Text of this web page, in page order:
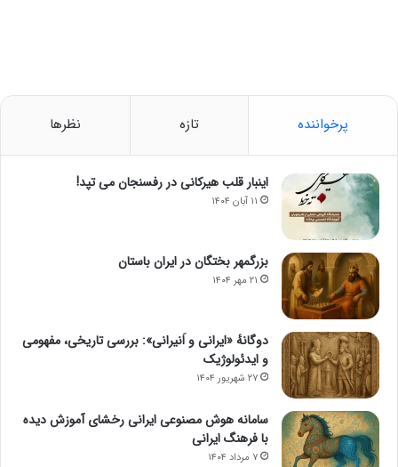
پرخواننده تازه نظرها
اینبار قلب هیرکانی در رفسنجان می تپد!
۱۱ آبان ۱۴۰۴
بزرگمهر بختگان در ایران باستان
۲۱ مهر ۱۴۰۴
دوگانهٔ «ایرانی و اَنیرانی»: بررسی تاریخی، مفهومی
و ایدئولوژیک
۲۷ شهریور ۱۴۰۴
سامانه هوش مصنوعی ایرانی رخشای آموزش دیده
با فرهنگ ایرانی
۷ مرداد ۱۴۰۴